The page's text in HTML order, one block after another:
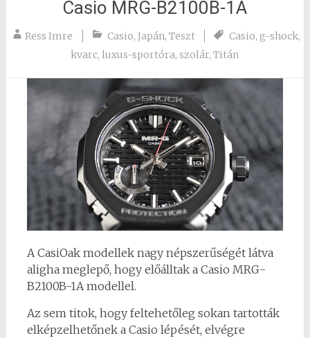
Casio MRG-B2100B-1A
Ress Imre Casio, Japán, Teszt Casio, g-shock,
kvarc,luxus-sportóra,szolár,Titán
A CasiOak modellek nagy népszerűségét látva
aligha meglepő, hogy előálltak a Casio MRG-
B2100B-1A modellel.
Az sem titok, hogy feltehetőleg sokan tartották
elképzelhetőnek a Casio lépését, elvégre